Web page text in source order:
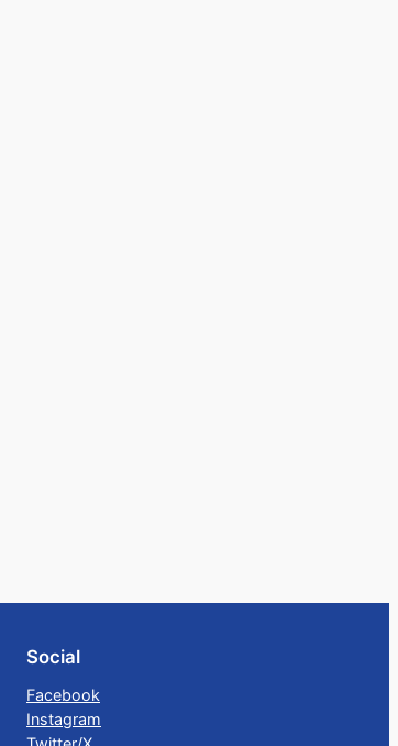
Social
Facebook
Instagram